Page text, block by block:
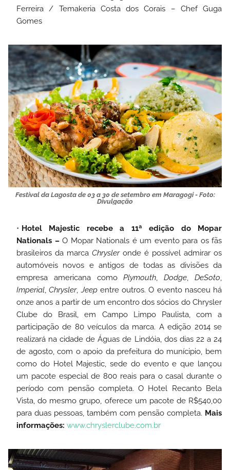
Ferreira / Temakeria Costa dos Corais – Chef Guga
Gomes
Festival da Lagosta de 03 a 30 de setembro em Maragogi - Foto:
Divulgação
Hotel Majestic recebe a 11ª edição do Mopar
Nationals – O Mopar Nationals é um evento para os fãs
brasileiros da marca Chrysleronde é possível admirar os
automóveis novos e antigos de todas as divisões da
empresa americana comoPlymouth,Dodge,DeSoto,
Imperial,Chrysler,Jeepentre outros. O evento nasceu há
onze anos a partir de um encontro dos sócios do Chrysler
Clube do Brasil, em Campo Limpo Paulista, com a
participação de 80 veículos da marca. A edição 2014 se
realizará na cidade de Águas de Lindóia, dos dias 22 a 24
de agosto, com o apoio da prefeitura do munícipio, bem
como do Hotel Majestic, sede do evento e que lançou
um pacote especial de 800 reais para o casal durante o
período com pensão completa. O Hotel Recanto Bela
Vista, do mesmo grupo, oferece um pacote de R$540,00
para duas pessoas, também com pensão completa. Mais
informações: www.chryslerclube.com.br